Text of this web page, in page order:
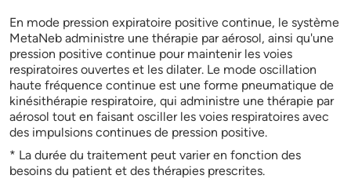
En mode pression expiratoire positive continue, le système
MetaNeb administre une thérapie par aérosol, ainsi qu'une
pression positive continue pour maintenir les voies
respiratoires ouvertes et les dilater. Le mode oscillation
haute fréquence continue est une forme pneumatique de
kinésithérapie respiratoire, qui administre une thérapie par
aérosol tout en faisant osciller les voies respiratoires avec
des impulsions continues de pression positive.
* La durée du traitement peut varier en fonction des
besoins du patient et des thérapies prescrites.